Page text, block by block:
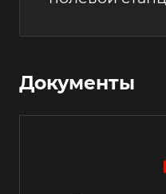
Документы